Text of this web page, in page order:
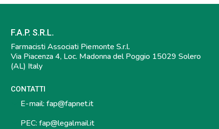
F.A.P. S.R.L.
Farmacisti Associati Piemonte S.r.l.
Via Piacenza 4, Loc. Madonna del Poggio 15029 Solero
(AL) Italy
CONTATTI
E-mail: fap@fapnet.it
PEC: fap@legalmail.it